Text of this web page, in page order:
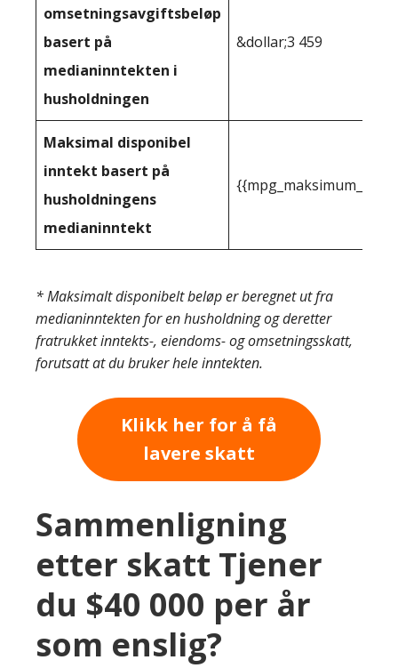
omsetningsavgiftsbeløp
basert på
medianinntekten i
husholdningen
&dollar;3 459
Maksimal disponibel
inntekt basert på
husholdningens
medianinntekt
* Maksimalt disponibelt beløp er beregnet ut fra
medianinntekten for en husholdning og deretter
fratrukket inntekts-, eiendoms- og omsetningsskatt,
forutsatt at du bruker hele inntekten.
Klikk her for å få
lavere skatt
Sammenligning
etter skatt Tjener
du $40 000 per år
som enslig?